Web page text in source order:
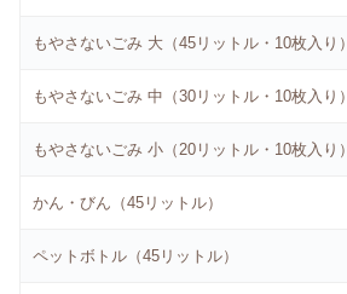
もやさないごみ 大（45リットル・10枚入り）
もやさないごみ 中（30リットル・10枚入り）
もやさないごみ 小（20リットル・10枚入り）
かん・びん（45リットル）
ペットボトル（45リットル）